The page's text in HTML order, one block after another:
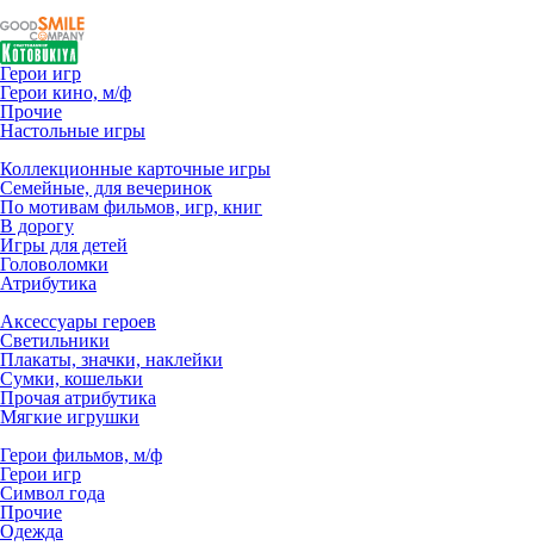
Герои игр
Герои кино, м/ф
Прочие
Настольные игры
Коллекционные карточные игры
Семейные, для вечеринок
По мотивам фильмов, игр, книг
В дорогу
Игры для детей
Головоломки
Атрибутика
Аксессуары героев
Светильники
Плакаты, значки, наклейки
Сумки, кошельки
Прочая атрибутика
Мягкие игрушки
Герои фильмов, м/ф
Герои игр
Символ года
Прочие
Одежда